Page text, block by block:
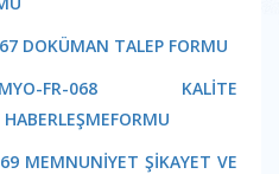
DOKÜMAN TALEP FORMU
SMYO-FR-068 KALİTE
MEMNUNİYET ŞİKAYET VE